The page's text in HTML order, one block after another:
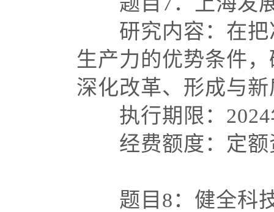
研究内容：在把
生产力的优势条件
深化改革、形成与
执行期限：
经费额度：定额
题目 8：健全科